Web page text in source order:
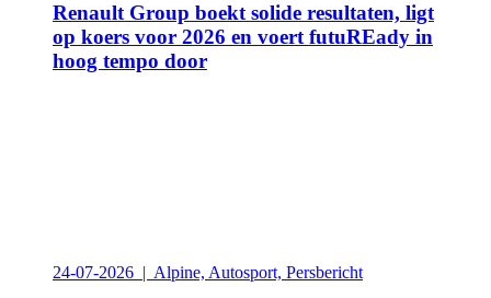
Renault Group boekt solide resultaten, ligt
op koers voor 2026 en voert futuREady in
hoog tempo door
24-07-2026 | Alpine, Autosport, Persbericht